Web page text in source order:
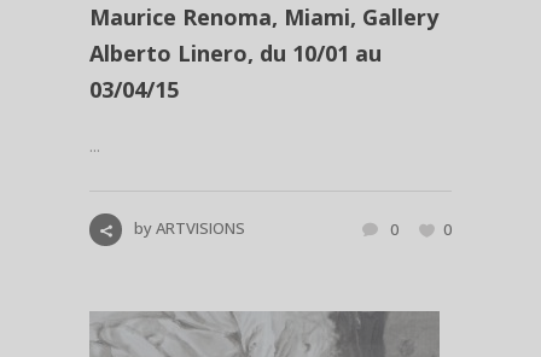
Maurice Renoma, Miami, Gallery
Alberto Linero, du 10/01 au
03/04/15
...
byARTVISIONS 0 0